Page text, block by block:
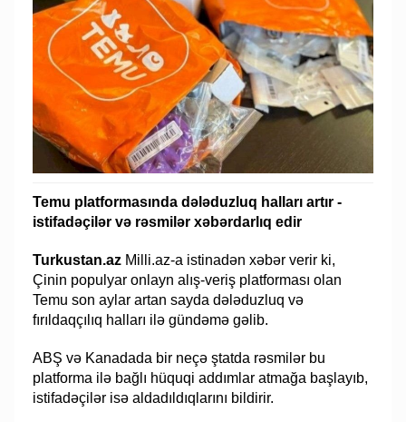
Temu platformasında dələduzluq halları artır -
istifadəçilər və rəsmilər xəbərdarlıq edir
Turkustan.az Milli.az-a istinadən xəbər verir ki,
Çinin populyar onlayn alış-veriş platforması olan
Temu son aylar artan sayda dələduzluq və
fırıldaqçılıq halları ilə gündəmə gəlib.
ABŞ və Kanadada bir neçə ştatda rəsmilər bu
platforma ilə bağlı hüquqi addımlar atmağa başlayıb,
istifadəçilər isə aldadıldıqlarını bildirir.